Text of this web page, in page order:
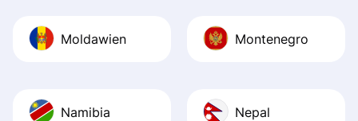
Moldawien Montenegro
Namibia Nepal